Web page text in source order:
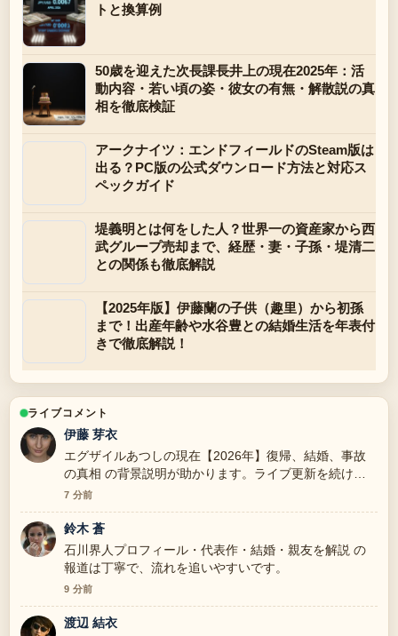
トと換算例
50歳を迎えた次長課長井上の現在2025年：活
動内容・若い頃の姿・彼女の有無・解散説の真
相を徹底検証
アークナイツ：エンドフィールドのSteam版は
出る？PC版の公式ダウンロード方法と対応ス
ペックガイド
堤義明とは何をした人？世界一の資産家から西
武グループ売却まで、経歴・妻・子孫・堤清二
との関係も徹底解説
【2025年版】伊藤蘭の子供（趣里）から初孫
まで！出産年齢や水谷豊との結婚生活を年表付
きで徹底解説！
ライブコメント
伊藤 芽衣
エグザイルあつしの現在【2026年】復帰、結婚、事故
の真相 の背景説明が助かります。ライブ更新を続けて
ください。
7 分前
鈴木 蒼
石川界人プロフィール・代表作・結婚・親友を解説 の
報道は丁寧で、流れを追いやすいです。
9 分前
渡辺 結衣